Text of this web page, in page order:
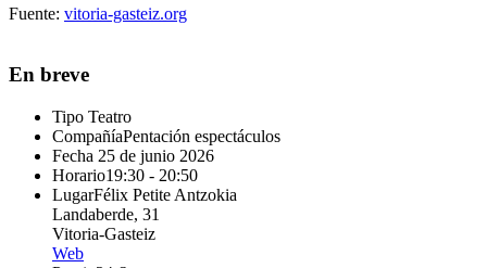
Fuente: vitoria-gasteiz.org
En breve
Tipo Teatro
CompañíaPentación espectáculos
Fecha 25 de junio 2026
Horario19:30 - 20:50
LugarFélix Petite Antzokia
Landaberde, 31
Vitoria-Gasteiz
Web